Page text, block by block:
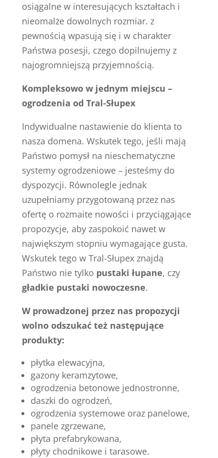
osiągalne w interesujących kształtach i
nieomalże dowolnych rozmiar. z
pewnością wpasują się i w charakter
Państwa posesji, czego dopilnujemy z
najogromniejszą przyjemnością.
Kompleksowo w jednym miejscu –
ogrodzenia od Tral-Słupex
Indywidualne nastawienie do klienta to
nasza domena. Wskutek tego, jeśli mają
Państwo pomysł na nieschematyczne
systemy ogrodzeniowe – jesteśmy do
dyspozycji. Równolegle jednak
uzupełniamy przygotowaną przez nas
ofertę o rozmaite nowości i przyciągające
propozycje, aby zaspokoić nawet w
największym stopniu wymagające gusta.
Wskutek tego w Tral-Słupex znajdą
Państwo nie tylko pustaki łupane, czy
gładkie pustaki nowoczesne.
W prowadzonej przez nas propozycji
wolno odszukać też następujące
produkty:
płytka elewacyjna,
gazony keramzytowe,
ogrodzenia betonowe jednostronne,
daszki do ogrodzeń,
ogrodzenia systemowe oraz panelowe,
panele zgrzewane,
płyta prefabrykowana,
płyty chodnikowe i tarasowe.